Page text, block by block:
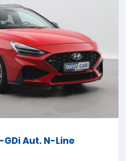
GDi Aut. N-Line